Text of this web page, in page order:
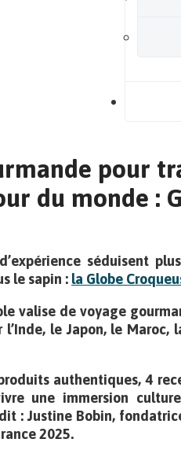
pour
du monde :
séduisent
le sapin : la Globe
valise de voyage
le Japon, le
authentiques, 4
une immersion
: Justine Bobin,
2025.